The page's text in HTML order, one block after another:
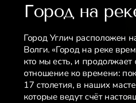
Город на
Город Углич расположен
Волги. «Город на реке
кто мы есть, и
отношение ко времени:
17 столетия, в наших
которые ведут счёт